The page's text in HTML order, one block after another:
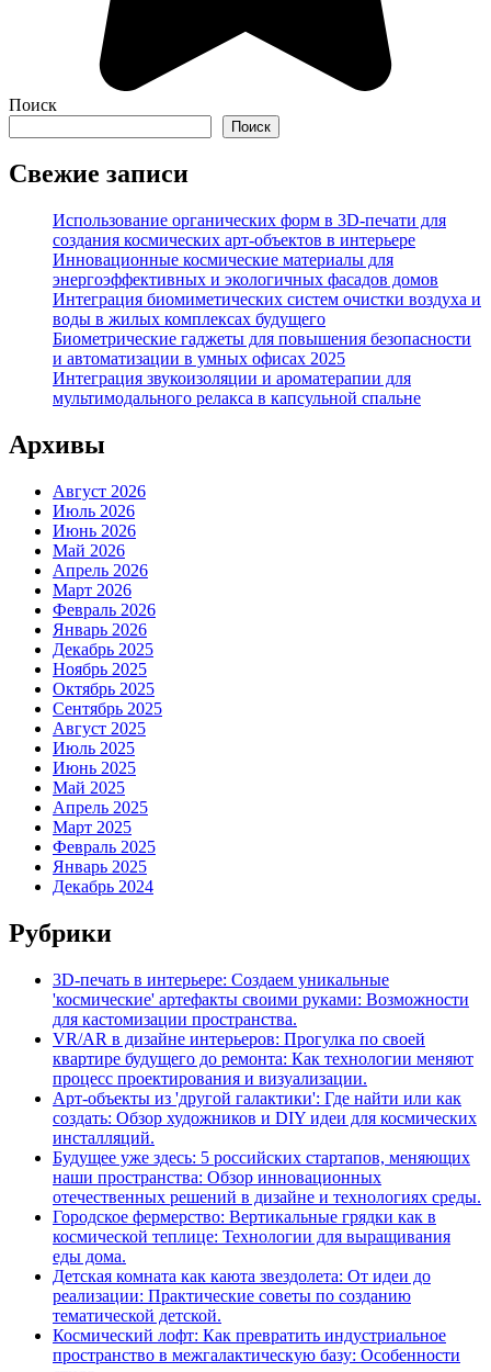
Поиск
Поиск
Свежие записи
Использование органических форм в 3D-печати для
создания космических арт-объектов в интерьере
Инновационные космические материалы для
энергоэффективных и экологичных фасадов домов
Интеграция биомиметических систем очистки воздуха и
воды в жилых комплексах будущего
Биометрические гаджеты для повышения безопасности
и автоматизации в умных офисах 2025
Интеграция звукоизоляции и ароматерапии для
мультимодального релакса в капсульной спальне
Архивы
Август 2026
Июль 2026
Июнь 2026
Май 2026
Апрель 2026
Март 2026
Февраль 2026
Январь 2026
Декабрь 2025
Ноябрь 2025
Октябрь 2025
Сентябрь 2025
Август 2025
Июль 2025
Июнь 2025
Май 2025
Апрель 2025
Март 2025
Февраль 2025
Январь 2025
Декабрь 2024
Рубрики
3D-печать в интерьере: Создаем уникальные
'космические' артефакты своими руками: Возможности
для кастомизации пространства.
VR/AR в дизайне интерьеров: Прогулка по своей
квартире будущего до ремонта: Как технологии меняют
процесс проектирования и визуализации.
Арт-объекты из 'другой галактики': Где найти или как
создать: Обзор художников и DIY идеи для космических
инсталляций.
Будущее уже здесь: 5 российских стартапов, меняющих
наши пространства: Обзор инновационных
отечественных решений в дизайне и технологиях среды.
Городское фермерство: Вертикальные грядки как в
космической теплице: Технологии для выращивания
еды дома.
Детская комната как каюта звездолета: От идеи до
реализации: Практические советы по созданию
тематической детской.
Космический лофт: Как превратить индустриальное
пространство в межгалактическую базу: Особенности